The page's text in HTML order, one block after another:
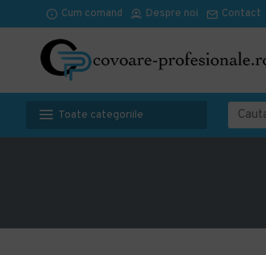
Cum comand Despre noi Contact
Toate categoriile